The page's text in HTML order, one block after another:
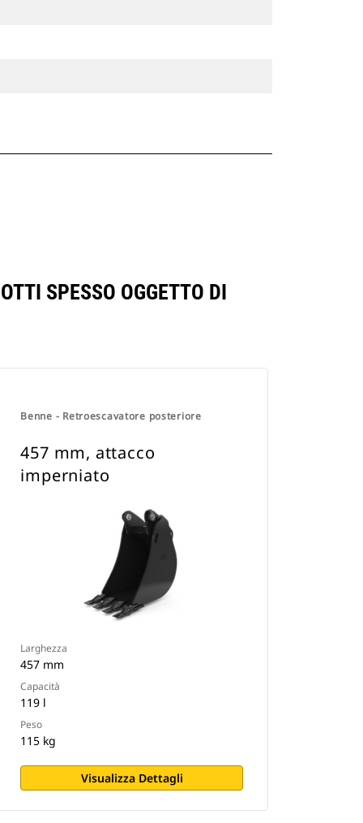
SPESSO OGGETTO DI
Benne - Retroescavatore posteriore
457 mm, attacco
imperniato
Larghezza
457 mm
Capacità
119 l
Peso
115 kg
Visualizza Dettagli